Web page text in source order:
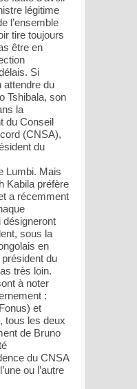
légitime
l’ensemble
tire toujours
être en
Si
attendre du
Tshibala, son
la
du Conseil
(CNSA),
du
Lumbi. Mais
Kabila préfère
a récemment
désigneront
sous la
en
du
très loin.
à noter
:
et
tous les deux
de Bruno
du CNSA
ou l’autre